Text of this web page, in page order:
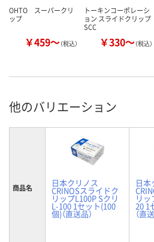
OHTO スーパークリ
ップ
￥459～（税込）
トーキンコーポレーシ
ョン スライドクリップ
SCC
￥330～（税込）
他のバリエーション
商品名 日本クリノス
CRINOSスライドク
リップL100P Sクリ
L-100 1セット(100
個)（直送品）
日本
リッ
20 1
（直